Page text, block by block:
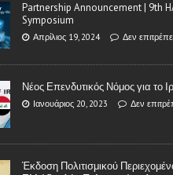
Partnership Announcement | 9th
Symposium
Απρίλιος 19, 2024 Δεν
Νέος Επενδυτικός Νόμος για το
Ιανουάριος 20, 2023 Δεν
Έκδοση Πολιτισμικού